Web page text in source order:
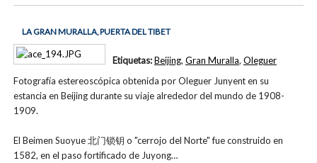
LA GRAN MURALLA, PUERTA DEL TIBET
Fotografía estereoscópica obtenida por Oleguer Junyent en su
estancia en Beijing durante su viaje alrededor del mundo de 1908-
1909.
El Beimen Suoyue 北门锁钥 o "cerrojo del Norte" fue construido en
1582, en el paso fortificado de Juyong…
Etiquetas:Beijing, Gran Muralla, Oleguer